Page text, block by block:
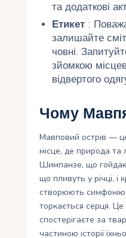
та додаткові
Етикет:
залишайте
човні.
зйомкою
відвертого
Чому
Мавповий острів —
місце, де природа та
Шимпанзе, що
що пливуть у річці, і
створюють симфонію
торкається серця. Це
спостерігаєте за
частиною історії